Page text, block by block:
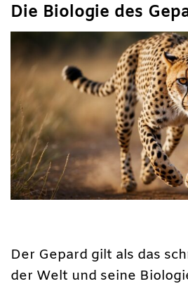
Die Biologie des
Der Gepard gilt als das
der Welt und seine